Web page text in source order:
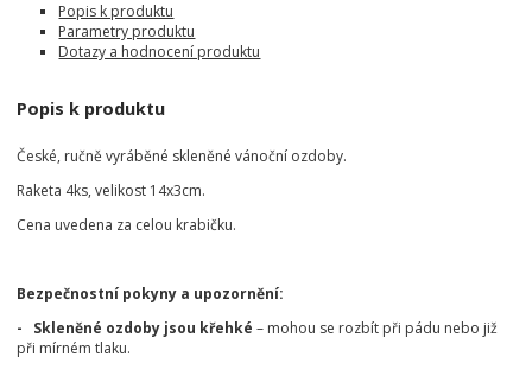
Popis k produktu
Parametry produktu
Dotazy a hodnocení produktu
Popis k produktu
České, ručně vyráběné skleněné vánoční ozdoby.
Raketa 4ks, velikost 14x3cm.
Cena uvedena za celou krabičku.
Bezpečnostní pokyny a upozornění:
- Skleněné ozdoby jsou křehké – mohou se rozbít při pádu nebo již
při mírném tlaku.